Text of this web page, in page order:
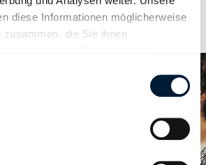
diese Informationen möglicherweise
die Sie ihnen